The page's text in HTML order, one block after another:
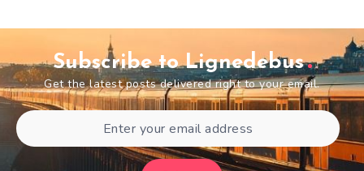
Subscribe to Lignedebus
Get the latest posts delivered right to your email.